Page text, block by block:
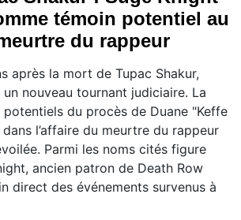
témoin potentiel au
du rappeur
après la mort de Tupac Shakur,
un nouveau tournant judiciaire. La
du procès de Duane "Keffe
l’affaire du meurtre du rappeur
Parmi les noms cités figure
ancien patron de Death Row
direct des événements survenus à